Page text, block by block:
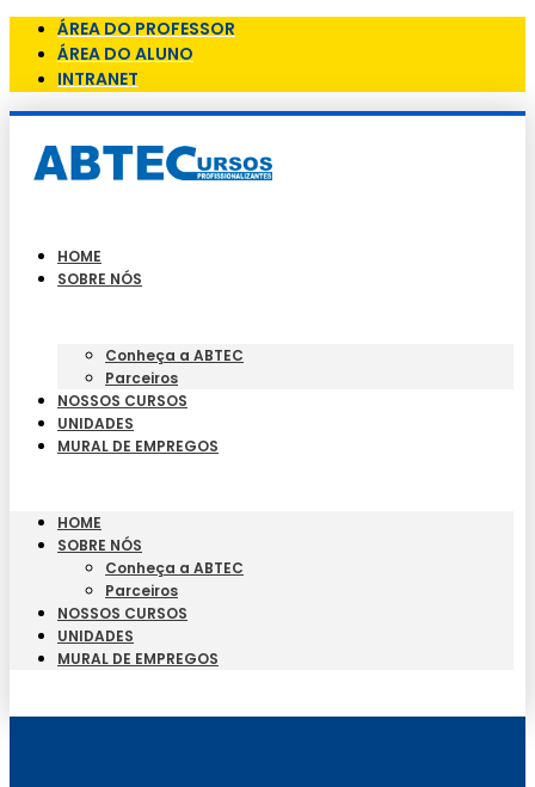
ÁREA DO PROFESSOR
ÁREA DO ALUNO
INTRANET
HOME
SOBRE NÓS
Conheça a ABTEC
Parceiros
NOSSOS CURSOS
UNIDADES
MURAL DE EMPREGOS
HOME
SOBRE NÓS
Conheça a ABTEC
Parceiros
NOSSOS CURSOS
UNIDADES
MURAL DE EMPREGOS